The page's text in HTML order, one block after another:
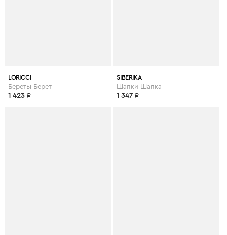
LORICCI
Береты Берет
1 423 ₽
SIBERIKA
Шапки Шапка
1 347 ₽